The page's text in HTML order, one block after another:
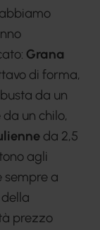
Grana
di forma,
da un
un chilo,
da 2,5
agli
sempre a
prezzo